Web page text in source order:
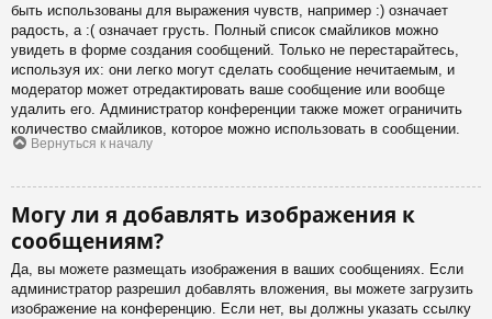
быть использованы для выражения чувств, например :) означает
радость, а :( означает грусть. Полный список смайликов можно
увидеть в форме создания сообщений. Только не перестарайтесь,
используя их: они легко могут сделать сообщение нечитаемым, и
модератор может отредактировать ваше сообщение или вообще
удалить его. Администратор конференции также может ограничить
количество смайликов, которое можно использовать в сообщении.
Вернуться к началу
Могу ли я добавлять изображения к
сообщениям?
Да, вы можете размещать изображения в ваших сообщениях. Если
администратор разрешил добавлять вложения, вы можете загрузить
изображение на конференцию. Если нет, вы должны указать ссылку